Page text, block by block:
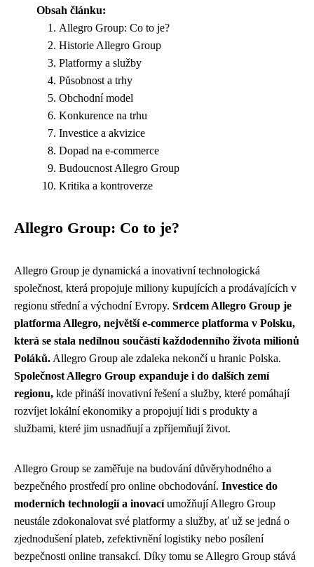
Obsah článku:
Allegro Group: Co to je?
Historie Allegro Group
Platformy a služby
Působnost a trhy
Obchodní model
Konkurence na trhu
Investice a akvizice
Dopad na e-commerce
Budoucnost Allegro Group
Kritika a kontroverze
Allegro Group: Co to je?
Allegro Group je dynamická a inovativní technologická
společnost, která propojuje miliony kupujících a prodávajících v
regionu střední a východní Evropy. Srdcem Allegro Group je
platforma Allegro, největší e-commerce platforma v Polsku,
která se stala nedílnou součástí každodenního života milionů
Poláků. Allegro Group ale zdaleka nekončí u hranic Polska.
Společnost Allegro Group expanduje i do dalších zemí
regionu, kde přináší inovativní řešení a služby, které pomáhají
rozvíjet lokální ekonomiky a propojují lidi s produkty a
službami, které jim usnadňují a zpříjemňují život.
Allegro Group se zaměřuje na budování důvěryhodného a
bezpečného prostředí pro online obchodování. Investice do
moderních technologií a inovacíumožňují Allegro Group
neustále zdokonalovat své platformy a služby, ať už se jedná o
zjednodušení plateb, zefektivnění logistiky nebo posílení
bezpečnosti online transakcí. Díky tomu se Allegro Group stává